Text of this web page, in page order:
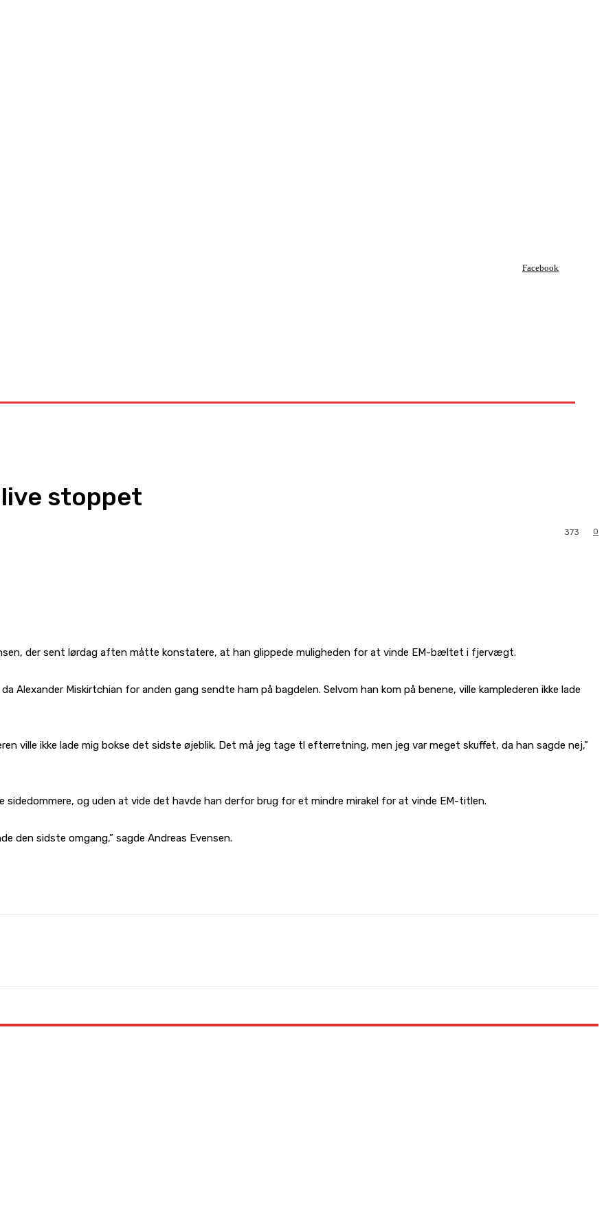
Facebook
stoppet
0
373
der sent lørdag aften måtte konstatere, at han glippede muligheden for at vinde EM-bæltet i fjervægt.
Alexander Miskirtchian for anden gang sendte ham på bagdelen. Selvom han kom på benene, ville kamplederen ikke lade
ville ikke lade mig bokse det sidste øjeblik. Det må jeg tage tl efterretning, men jeg var meget skuffet, da han sagde nej,”
og uden at vide det havde han derfor brug for et mindre mirakel for at vinde EM-titlen.
den sidste omgang,” sagde Andreas Evensen.